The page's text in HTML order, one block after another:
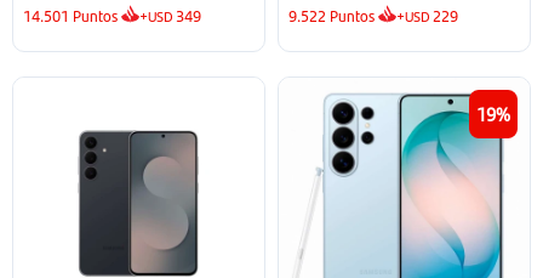
14.501 Puntos +USD 349 9.522 Puntos +USD 229
19